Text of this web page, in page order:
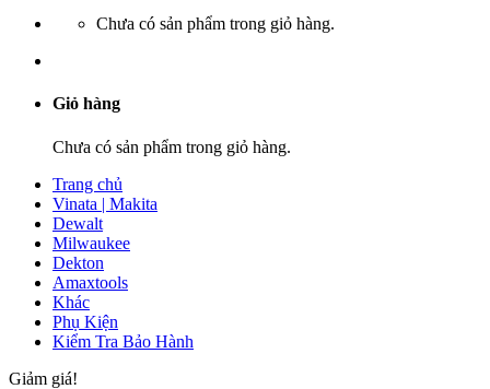
Chưa có sản phẩm trong giỏ hàng.
Giỏ hàng
Chưa có sản phẩm trong giỏ hàng.
Trang chủ
Vinata | Makita
Dewalt
Milwaukee
Dekton
Amaxtools
Khác
Phụ Kiện
Kiểm Tra Bảo Hành
Giảm giá!